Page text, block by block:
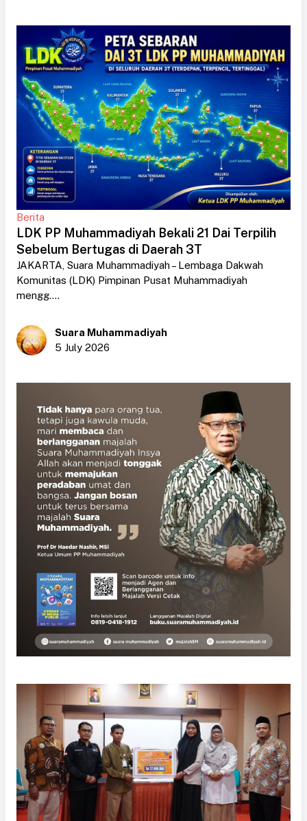
Berita
LDK PP Muhammadiyah Bekali 21 Dai Terpilih
Sebelum Bertugas di Daerah 3T
JAKARTA, Suara Muhammadiyah – Lembaga Dakwah
Komunitas (LDK) Pimpinan Pusat Muhammadiyah
mengg....
Suara Muhammadiyah
5 July 2026